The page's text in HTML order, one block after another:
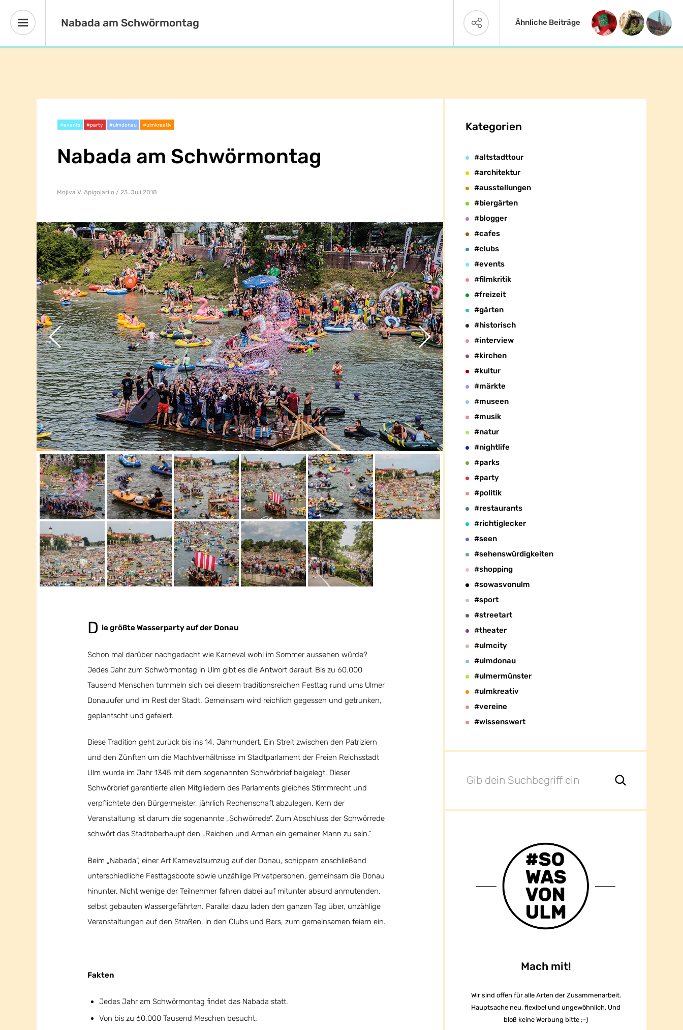
Nabada am Schwörmontag Ähnliche Beiträge
#events #party #ulmdonau #ulmkreativ
Nabada am Schwörmontag
Mojiva V. Apigojarilo 23. Juli 2018
D ie größte Wasserparty auf der Donau
Schon mal darüber nachgedacht wie Karneval wohl im Sommer aussehen würde?
Jedes Jahr zum Schwörmontag in Ulm gibt es die Antwort darauf. Bis zu 60.000
Tausend Menschen tummeln sich bei diesem traditionsreichen Festtag rund ums Ulmer
Donauufer und im Rest der Stadt. Gemeinsam wird reichlich gegessen und getrunken,
geplantscht und gefeiert.
Diese Tradition geht zurück bis ins 14. Jahrhundert. Ein Streit zwischen den Patriziern
und den Zünften um die Machtverhältnisse im Stadtparlament der Freien Reichsstadt
Ulm wurde im Jahr 1345 mit dem sogenannten Schwörbrief beigelegt. Dieser
Schwörbrief garantierte allen Mitgliedern des Parlaments gleiches Stimmrecht und
verpflichtete den Bürgermeister, jährlich Rechenschaft abzulegen. Kern der
Veranstaltung ist darum die sogenannte „Schwörrede“. Zum Abschluss der Schwörrede
schwört das Stadtoberhaupt den „Reichen und Armen ein gemeiner Mann zu sein.“
Beim „Nabada“, einer Art Karnevalsumzug auf der Donau, schippern anschließend
unterschiedliche Festtagsboote sowie unzählige Privatpersonen, gemeinsam die Donau
hinunter. Nicht wenige der Teilnehmer fahren dabei auf mitunter absurd anmutenden,
selbst gebauten Wassergefährten. Parallel dazu laden den ganzen Tag über, unzählige
Veranstaltungen auf den Straßen, in den Clubs und Bars, zum gemeinsamen feiern ein.
Fakten
Jedes Jahr am Schwörmontag findet das Nabada statt.
Von bis zu 60.000 Tausend Meschen besucht.
Kategorien
#altstadttour
#architektur
#ausstellungen
#biergärten
#blogger
#cafes
#clubs
#events
#filmkritik
#freizeit
#gärten
#historisch
#interview
#kirchen
#kultur
#märkte
#museen
#musik
#natur
#nightlife
#parks
#party
#politik
#restaurants
#richtiglecker
#seen
#sehenswürdigkeiten
#shopping
#sowasvonulm
#sport
#streetart
#theater
#ulmcity
#ulmdonau
#ulmermünster
#ulmkreativ
#vereine
#wissenswert
Mach mit!
Wir sind offen für alle Arten der Zusammenarbeit.
Hauptsache neu, flexibel und ungewöhnlich. Und
bloß keine Werbung bitte ;-)